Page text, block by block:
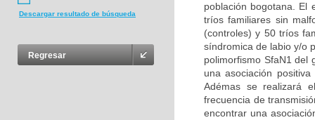
Descargar resultado de búsqueda
Regresar
población bogotana. El
tríos familiares sin
(controles) y 50 tríos
síndromica de labio y/o
polimorfismo SfaN1 del
una asociación
Adémas se realizará
frecuencia de
encontrar una